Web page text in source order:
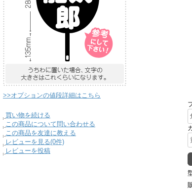
>>オプションの値段詳細はこちら
買い物を続ける
この商品について問い合わせる
この商品を友達に教える
レビューを見る(0件)
レビューを投稿